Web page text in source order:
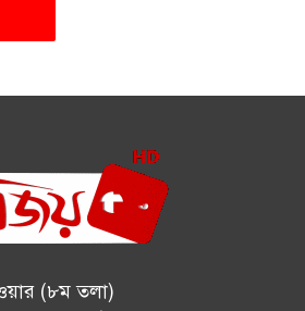
(৮ম তলা)